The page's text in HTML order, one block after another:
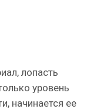
лопасть
уровень
начинается ее